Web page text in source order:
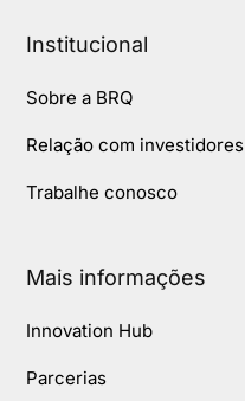
Institucional
Sobre a BRQ
Relação com investidores
Trabalhe conosco
Mais informações
Innovation Hub
Parcerias